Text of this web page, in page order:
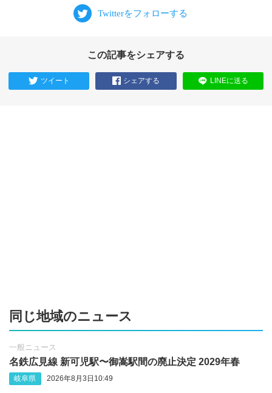
この記事をシェアする
ツイート シェアする LINEに送る
同じ地域のニュース
一般ニュース
名鉄広見線 新可児駅〜御嵩駅間の廃止決定 2029年春
岐阜県 2026年8月3日10:49